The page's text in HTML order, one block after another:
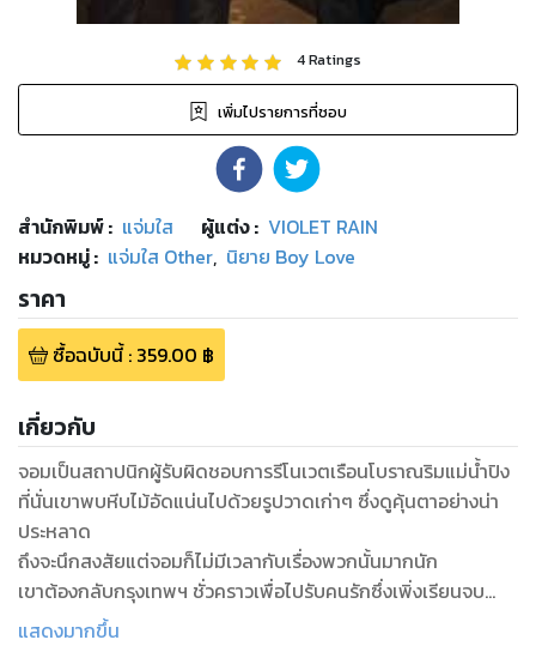
4Ratings
เพิ่มไปรายการที่ชอบ
สำนักพิมพ์: แจ่มใส ผู้แต่ง : VIOLET RAIN
หมวดหมู่: แจ่มใส Other, นิยาย Boy Love
ราคา
ซื้อฉบับนี้: 359.00 ฿
เกี่ยวกับ
จอมเป็นสถาปนิกผู้รับผิดชอบการรีโนเวตเรือนโบราณริมแม่น้ำปิง
ที่นั่นเขาพบหีบไม้อัดแน่นไปด้วยรูปวาดเก่าๆ ซึ่งดูคุ้นตาอย่างน่า
ประหลาด
ถึงจะนึกสงสัยแต่จอมก็ไม่มีเวลากับเรื่องพวกนั้นมากนัก
เขาต้องกลับกรุงเทพฯ ชั่วคราวเพื่อไปรับคนรักซึ่งเพิ่งเรียนจบ
กลับมา
แสดงมากขึ้น